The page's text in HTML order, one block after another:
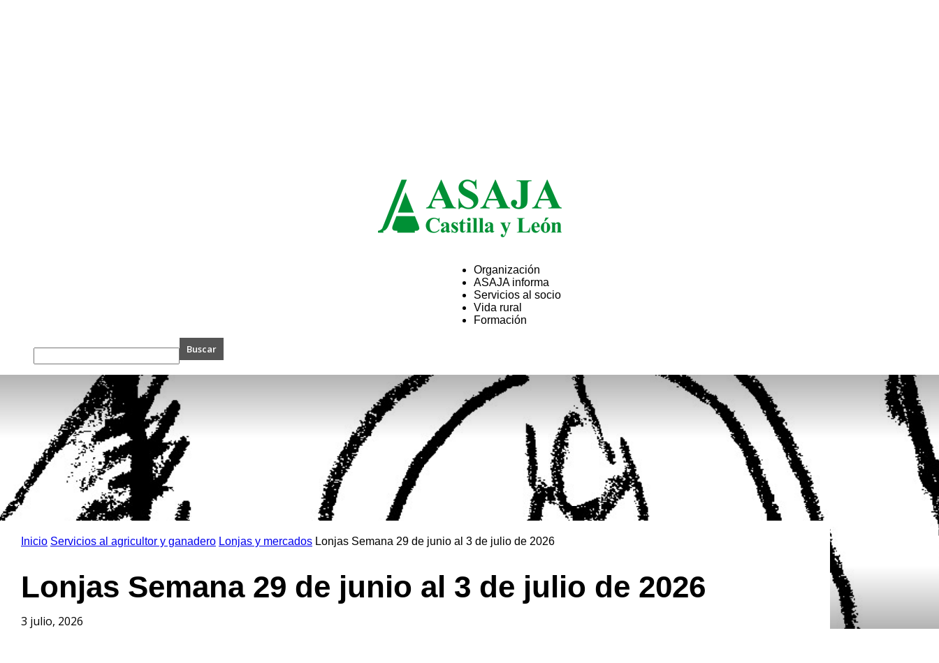
ASAJA
Castilla
Organización
ASAJA informa
Servicios al socio
Vida rural
Formación
Inicio Servicios al agricultor y ganadero Lonjas y mercados Lonjas Semana 29 de junio al 3 de julio de 2026
Lonjas Semana 29 de junio al 3 de julio de 2026
3 julio, 2026